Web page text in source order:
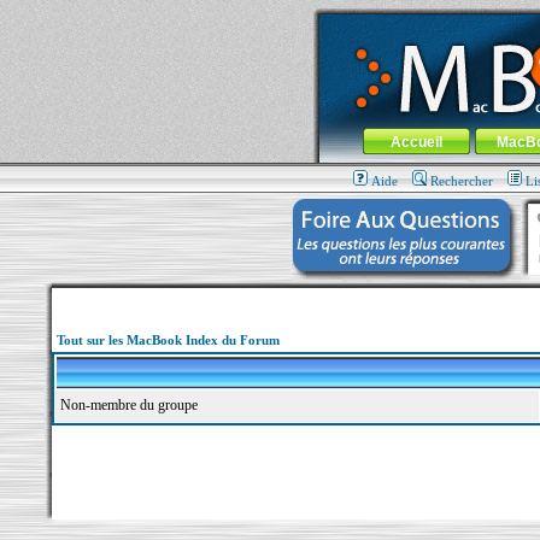
MacBook-fr.com : 100% Apple... 100%
Aller au contenu-Aller au menu
Menu général
Accueil
Aide Rechercher
Tout sur les MacBook Index du Forum
Non-membre du groupe